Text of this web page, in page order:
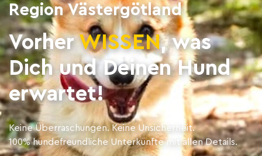
Region Västergötland
VorherWISSEN, was
Dich und Deinen Hund
erwartet!
Keine Überraschungen. Keine Unsicherheit.
100% hundefreundliche Unterkünfte mit allen Details.